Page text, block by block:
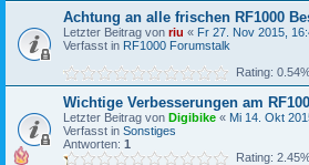
Achtung an alle frischen RF1000
Letzter Beitrag von riu « Fr 27. Nov 2015,
Verfasst in RF1000 Forumstalk
Rating:
Wichtige Verbesserungen am
Letzter Beitrag von Digibike « Mi 14. Okt
Verfasst in Sonstiges
Antworten: 1
Rating: